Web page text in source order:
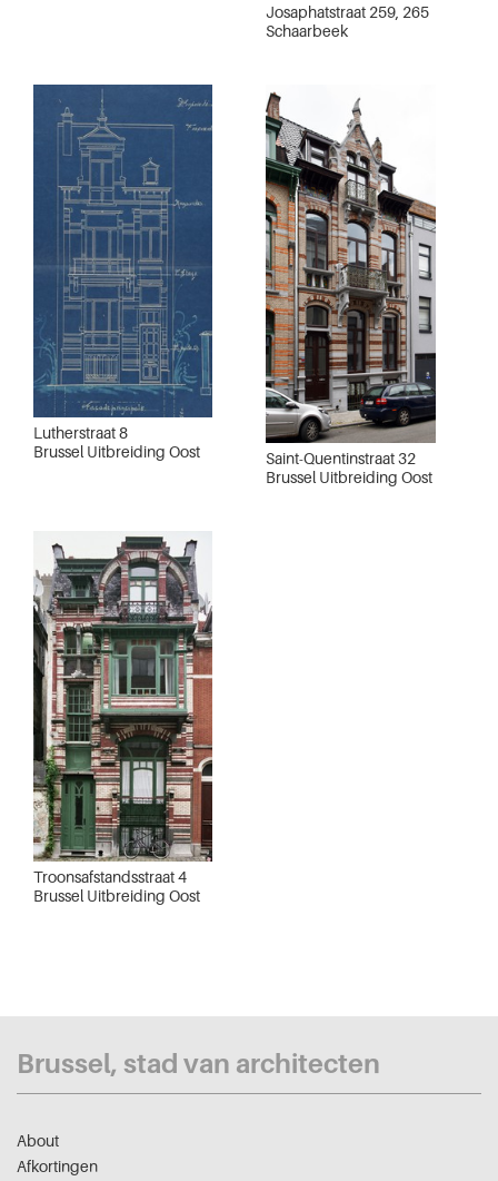
Josaphatstraat 259, 265
Schaarbeek
Lutherstraat 8
Brussel Uitbreiding Oost
Saint-Quentinstraat 32
Brussel Uitbreiding Oost
Troonsafstandsstraat 4
Brussel Uitbreiding Oost
Brussel, stad van architecten
About
Afkortingen